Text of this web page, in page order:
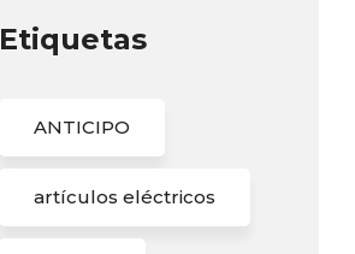
Etiquetas
ANTICIPO
artículos eléctricos